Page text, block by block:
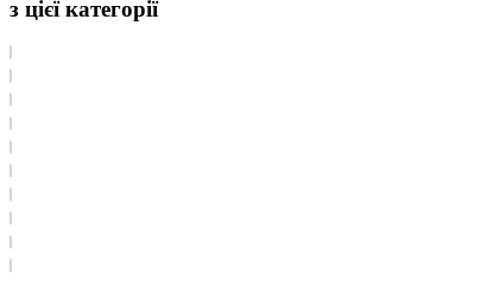
з цієї категорії